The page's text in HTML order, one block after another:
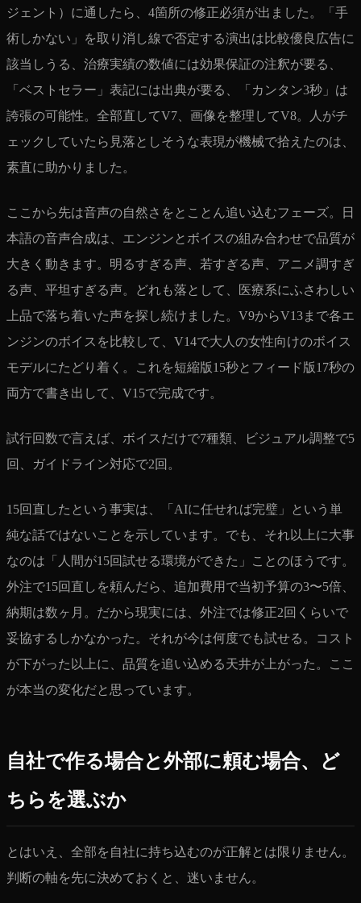
ジェント）に通したら、4箇所の修正必須が出ました。「手
術しかない」を取り消し線で否定する演出は比較優良広告に
該当しうる、治療実績の数値には効果保証の注釈が要る、
「ベストセラー」表記には出典が要る、「カンタン3秒」は
誇張の可能性。全部直してV7、画像を整理してV8。人がチ
ェックしていたら見落としそうな表現が機械で拾えたのは、
素直に助かりました。
ここから先は音声の自然さをとことん追い込むフェーズ。日
本語の音声合成は、エンジンとボイスの組み合わせで品質が
大きく動きます。明るすぎる声、若すぎる声、アニメ調すぎ
る声、平坦すぎる声。どれも落として、医療系にふさわしい
上品で落ち着いた声を探し続けました。V9からV13まで各エ
ンジンのボイスを比較して、V14で大人の女性向けのボイス
モデルにたどり着く。これを短縮版15秒とフィード版17秒の
両方で書き出して、V15で完成です。
試行回数で言えば、ボイスだけで7種類、ビジュアル調整で5
回、ガイドライン対応で2回。
15回直したという事実は、「AIに任せれば完璧」という単
純な話ではないことを示しています。でも、それ以上に大事
なのは「人間が15回試せる環境ができた」ことのほうです。
外注で15回直しを頼んだら、追加費用で当初予算の3〜5倍、
納期は数ヶ月。だから現実には、外注では修正2回くらいで
妥協するしかなかった。それが今は何度でも試せる。コスト
が下がった以上に、品質を追い込める天井が上がった。ここ
が本当の変化だと思っています。
自社で作る場合と外部に頼む場合、ど
ちらを選ぶか
とはいえ、全部を自社に持ち込むのが正解とは限りません。
判断の軸を先に決めておくと、迷いません。